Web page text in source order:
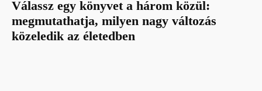
Válassz egy könyvet a három közül:
megmutathatja, milyen nagy változás
közeledik az életedben